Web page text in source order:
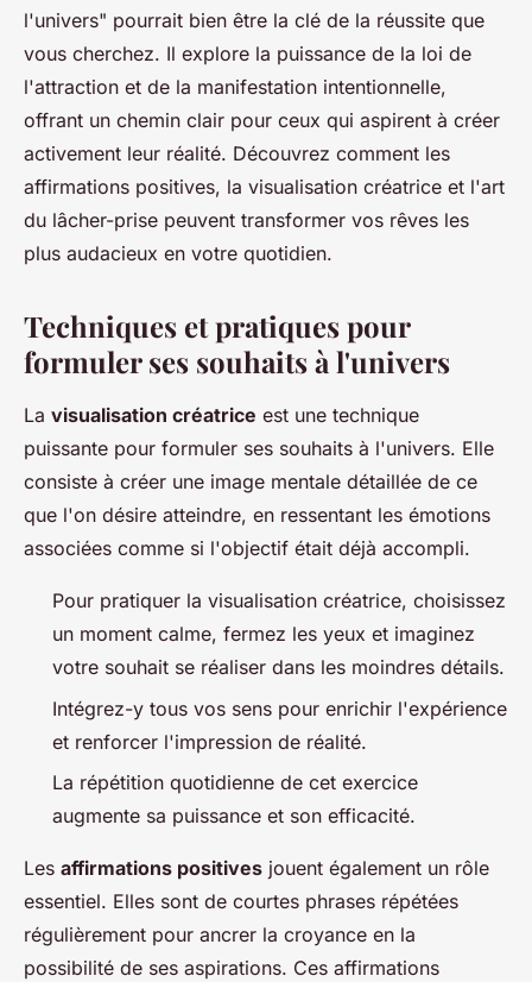
l'univers" pourrait bien être la clé de la réussite que
vous cherchez. Il explore la puissance de la loi de
l'attraction et de la manifestation intentionnelle,
offrant un chemin clair pour ceux qui aspirent à créer
activement leur réalité. Découvrez comment les
affirmations positives, la visualisation créatrice et l'art
du lâcher-prise peuvent transformer vos rêves les
plus audacieux en votre quotidien.
Techniques et pratiques pour
formuler ses souhaits à l'univers
La visualisation créatrice est une technique
puissante pour formuler ses souhaits à l'univers. Elle
consiste à créer une image mentale détaillée de ce
que l'on désire atteindre, en ressentant les émotions
associées comme si l'objectif était déjà accompli.
Pour pratiquer la visualisation créatrice, choisissez
un moment calme, fermez les yeux et imaginez
votre souhait se réaliser dans les moindres détails.
Intégrez-y tous vos sens pour enrichir l'expérience
et renforcer l'impression de réalité.
La répétition quotidienne de cet exercice
augmente sa puissance et son efficacité.
Les affirmations positives jouent également un rôle
essentiel. Elles sont de courtes phrases répétées
régulièrement pour ancrer la croyance en la
possibilité de ses aspirations. Ces affirmations